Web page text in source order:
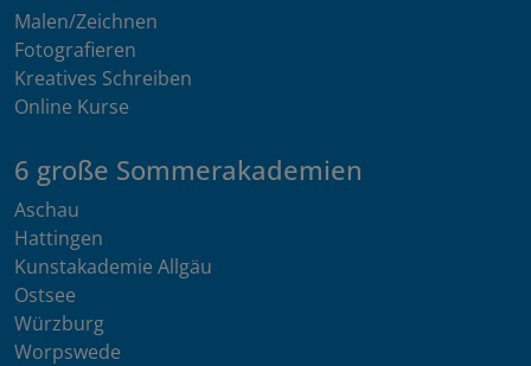
Malen/Zeichnen
Fotografieren
Kreatives Schreiben
Online Kurse
6 große Sommerakademien
Aschau
Hattingen
Kunstakademie Allgäu
Ostsee
Würzburg
Worpswede